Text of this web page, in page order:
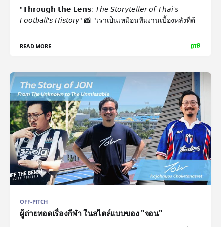
"𝗧𝗵𝗿𝗼𝘂𝗴𝗵 𝘁𝗵𝗲 𝗟𝗲𝗻𝘀: 𝘛𝘩𝘦 𝘚𝘵𝘰𝘳𝘺𝘵𝘦𝘭𝘭𝘦𝘳 𝘰𝘧 𝘛𝘩𝘢𝘪'𝘴
𝘍𝘰𝘰𝘵𝘣𝘢𝘭𝘭'𝘴 𝘏𝘪𝘴𝘵𝘰𝘳𝘺" 📸 "เราเป็นเหมือนทีมงานเบื้องหลังที่ต้
READ MORE
OFF-PITCH
ผู้ถ่ายทอดเรื่องกีฬา ในสไตล์แบบของ "จอน"